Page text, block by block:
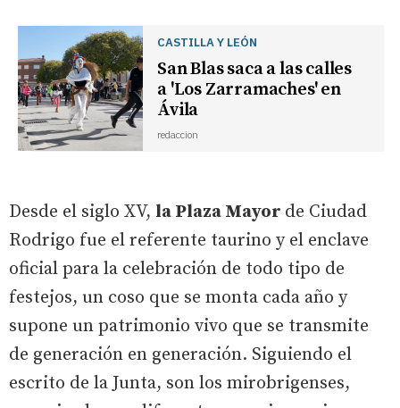
CASTILLA Y LEÓN
San Blas saca a las calles
a 'Los Zarramaches' en
Ávila
redaccion
Desde el siglo XV, la Plaza Mayor de Ciudad
Rodrigo fue el referente taurino y el enclave
oficial para la celebración de todo tipo de
festejos, un coso que se monta cada año y
supone un patrimonio vivo que se transmite
de generación en generación. Siguiendo el
escrito de la Junta, son los mirobrigenses,